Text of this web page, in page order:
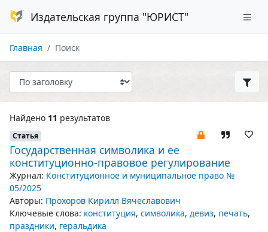
Издательская группа "ЮРИСТ"
Главная Поиск
Найдено 11 результатов
Статья
Государственная символика и ее
конституционно-правовое регулирование
Журнал: Конституционное и муниципальное право №
05/2025
Авторы: Прохоров Кирилл Вячеславович
Ключевые слова: конституция, символика, девиз, печать,
праздники, геральдика